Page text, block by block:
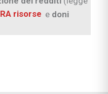
risorse e doni